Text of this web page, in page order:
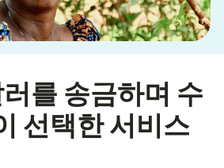
를 송금하며 수
선택한 서비스